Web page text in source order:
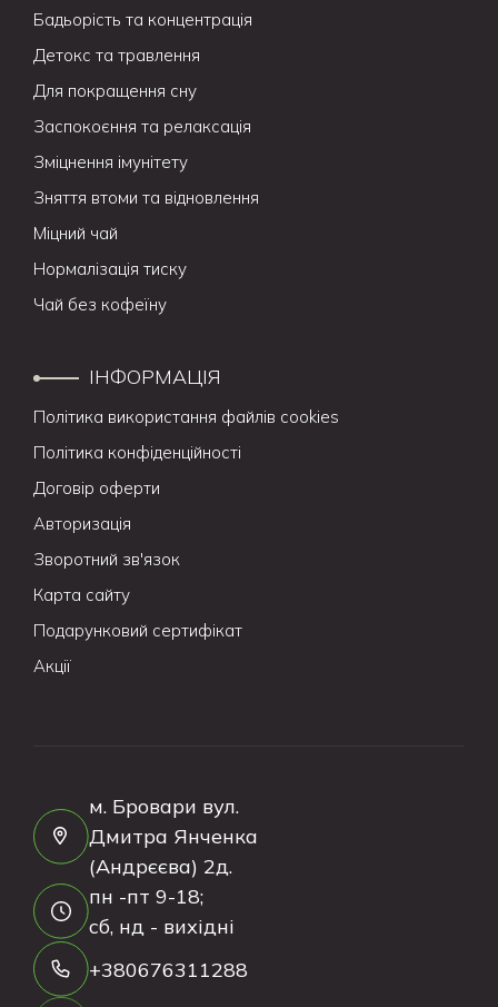
Бадьорість та концентрація
Детокс та травлення
Для покращення сну
Заспокоєння та релаксація
Зміцнення імунітету
Зняття втоми та відновлення
Міцний чай
Нормалізація тиску
Чай без кофеїну
ІНФОРМАЦІЯ
Політика використання файлів cookies
Політика конфіденційності
Договір оферти
Авторизація
Зворотний зв'язок
Карта сайту
Подарунковий сертифікат
Акції
м. Бровари вул.
Дмитра Янченка
(Андрєєва) 2д.
пн -пт 9-18;
сб, нд - вихідні
+380676311288